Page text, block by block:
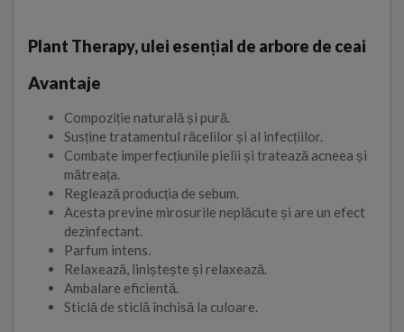
Plant Therapy, ulei esențial de arbore de ceai
Avantaje
Compoziție naturală și pură.
Susține tratamentul răcelilor și al infecțiilor.
Combate imperfecțiunile pielii și tratează acneea și
mătreața.
Reglează producția de sebum.
Acesta previne mirosurile neplăcute și are un efect
dezinfectant.
Parfum intens.
Relaxează, liniștește și relaxează.
Ambalare eficientă.
Sticlă de sticlă închisă la culoare.